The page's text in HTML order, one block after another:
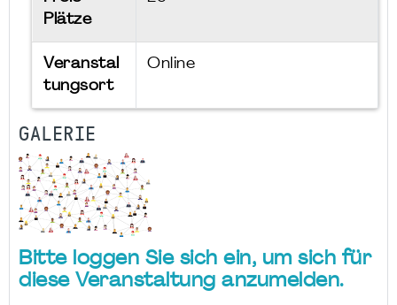
Plätze
Veranstal
tungsort
Online
GALERIE
Bitte loggen Sie sich ein, um sich für
diese Veranstaltung anzumelden.